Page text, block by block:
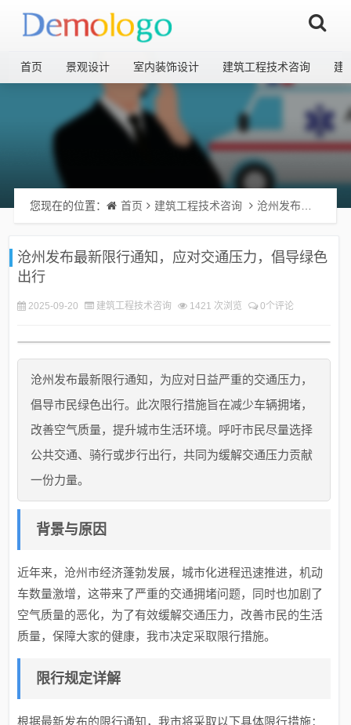
首页 景观设计 室内装饰设计 建筑工程技术咨询 建
您现在的位置： 首页 建筑工程技术咨询 沧州发布最新限行通知，应对交通压力，倡导绿色出行
沧州发布最新限行通知，应对交通压力，倡导绿色
出行
2025-09-20 建筑工程技术咨询 1421 次浏览 0个评论
沧州发布最新限行通知，为应对日益严重的交通压力，
倡导市民绿色出行。此次限行措施旨在减少车辆拥堵，
改善空气质量，提升城市生活环境。呼吁市民尽量选择
公共交通、骑行或步行出行，共同为缓解交通压力贡献
一份力量。
背景与原因
近年来，沧州市经济蓬勃发展，城市化进程迅速推进，机动
车数量激增，这带来了严重的交通拥堵问题，同时也加剧了
空气质量的恶化，为了有效缓解交通压力，改善市民的生活
质量，保障大家的健康，我市决定采取限行措施。
限行规定详解
根据最新发布的限行通知，我市将采取以下具体限行措施：